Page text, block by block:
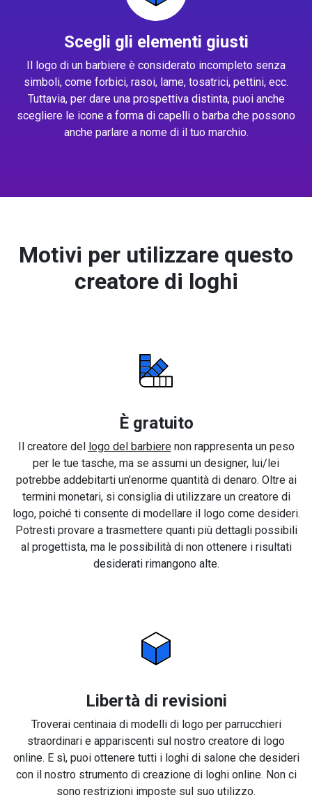
Scegli gli elementi giusti
Il logo di un barbiere è considerato incompleto senza
simboli, come forbici, rasoi, lame, tosatrici, pettini, ecc.
Tuttavia, per dare una prospettiva distinta, puoi anche
scegliere le icone a forma di capelli o barba che possono
anche parlare a nome di il tuo marchio.
Motivi per utilizzare questo
creatore di loghi
È gratuito
Il creatore del logo del barbierenon rappresenta un peso
per le tue tasche, ma se assumi un designer, lui/lei
potrebbe addebitarti un’enorme quantità di denaro. Oltre ai
termini monetari, si consiglia di utilizzare un creatore di
logo, poiché ti consente di modellare il logo come desideri.
Potresti provare a trasmettere quanti più dettagli possibili
al progettista, ma le possibilità di non ottenere i risultati
desiderati rimangono alte.
Libertà di revisioni
Troverai centinaia di modelli di logo per parrucchieri
straordinari e appariscenti sul nostro creatore di logo
online. E sì, puoi ottenere tutti i loghi di salone che desideri
con il nostro strumento di creazione di loghi online. Non ci
sono restrizioni imposte sul suo utilizzo.